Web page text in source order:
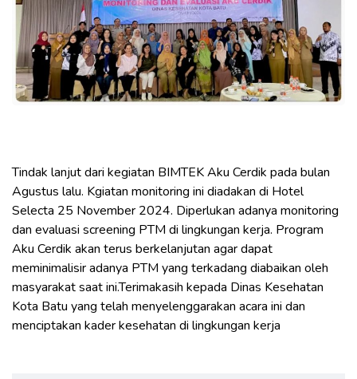
Tindak lanjut dari kegiatan BIMTEK Aku Cerdik pada bulan
Agustus lalu. Kgiatan monitoring ini diadakan di Hotel
Selecta 25 November 2024. Diperlukan adanya monitoring
dan evaluasi screening PTM di lingkungan kerja. Program
Aku Cerdik akan terus berkelanjutan agar dapat
meminimalisir adanya PTM yang terkadang diabaikan oleh
masyarakat saat ini.Terimakasih kepada Dinas Kesehatan
Kota Batu yang telah menyelenggarakan acara ini dan
menciptakan kader kesehatan di lingkungan kerja